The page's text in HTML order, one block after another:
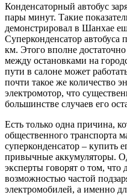
Конденсаторный автобус
пары минут. Такие
демонстрировал в Шанхае
Суперконденсатор автобуса
км. Этого вполне
между остановками на
пути в салоне может
почти такое же количество
электромотор, что
большинстве случаев его
Есть только одна причина,
общественного транспорта
суперконденсатор – купить
привычные аккумуляторы.
эксперты говорят о том,
возможностью частой
электромобилей, а именно